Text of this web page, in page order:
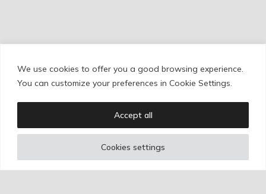
We use cookies to offer you a good browsing experience.
You can customize your preferences in Cookie Settings.
Cookies settings
Accept all
Cookie Policy/Privacy Policy /Legal Warning
Copyright © Ignacio Aguilar
Web development byBonzo Estudio